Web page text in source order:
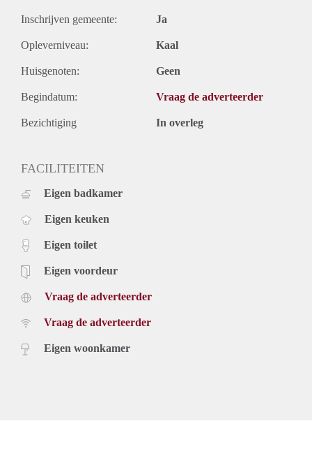
Inschrijven gemeente: Ja
Opleverniveau: Kaal
Huisgenoten: Geen
Begindatum: Vraag de adverteerder
Bezichtiging In overleg
FACILITEITEN
Eigen badkamer
Eigen keuken
Eigen toilet
Eigen voordeur
Vraag de adverteerder
Vraag de adverteerder
Eigen woonkamer